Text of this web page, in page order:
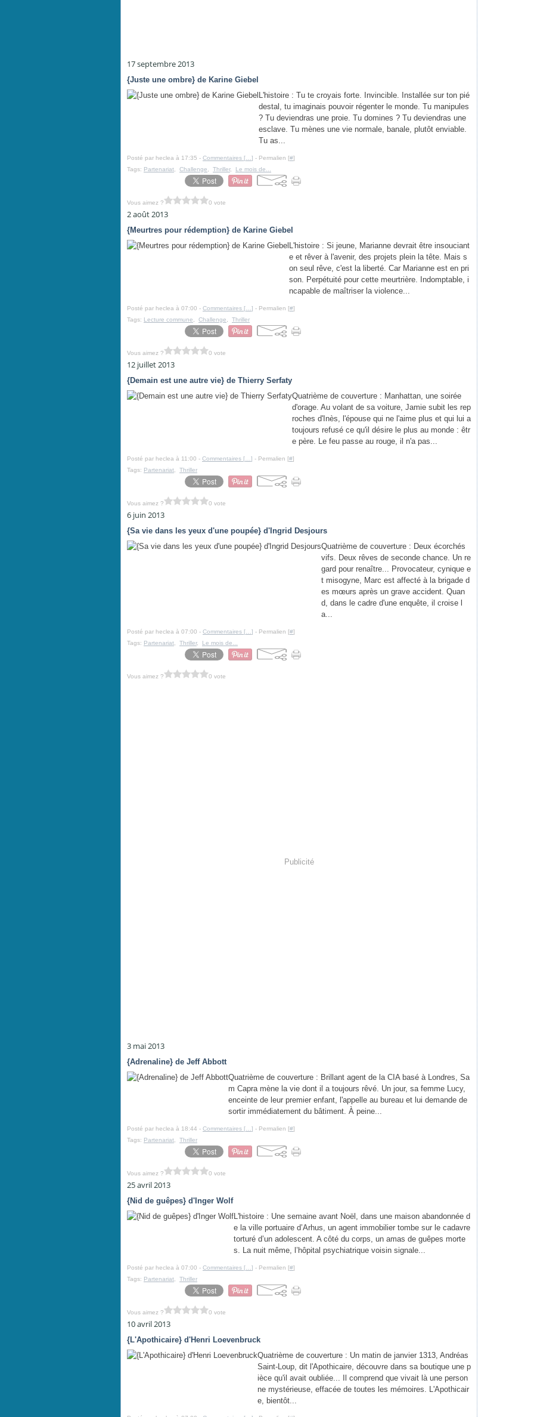
17 septembre 2013
{Juste une ombre} de Karine Giebel
L'histoire : Tu te croyais forte. Invincible. Installée sur ton pié
destal, tu imaginais pouvoir régenter le monde. Tu manipules
? Tu deviendras une proie. Tu domines ? Tu deviendras une
esclave. Tu mènes une vie normale, banale, plutôt enviable.
Tu as...
Posté par heclea à 17:35 - Commentaires [ ] - Permalien [#]
Tags: Partenariat Challenge Thriller, Le mois de...
Vous aimez ? 0 vote
2 août 2013
{Meurtres pour rédemption} de Karine Giebel
L'histoire : Si jeune, Marianne devrait être insouciant
e et rêver à l'avenir, des projets plein la tête. Mais s
on seul rêve, c'est la liberté. Car Marianne est en pri
son. Perpétuité pour cette meurtrière. Indomptable, i
ncapable de maîtriser la violence...
Posté par heclea à 07:00 - Commentaires [ ] - Permalien [#]
Tags: Lecture commune Challenge Thriller
Vous aimez ? 0 vote
12 juillet 2013
{Demain est une autre vie} de Thierry Serfaty
Quatrième de couverture : Manhattan, une soirée
d'orage. Au volant de sa voiture, Jamie subit les rep
roches d'Inès, l'épouse qui ne l'aime plus et qui lui a
toujours refusé ce qu'il désire le plus au monde : êtr
e père. Le feu passe au rouge, il n'a pas...
Posté par heclea à 11:00 - Commentaires [ ] - Permalien [#]
Tags: Partenariat Thriller
Vous aimez ? 0 vote
6 juin 2013
{Sa vie dans les yeux d'une poupée} d'Ingrid Desjours
Quatrième de couverture : Deux écorchés
vifs. Deux rêves de seconde chance. Un re
gard pour renaître... Provocateur, cynique e
t misogyne, Marc est affecté à la brigade d
es mœurs après un grave accident. Quan
d, dans le cadre d'une enquête, il croise l
a...
Posté par heclea à 07:00 - Commentaires [ ] - Permalien [#]
Tags: Partenariat Thriller, Le mois de...
Vous aimez ? 0 vote
Publicité
3 mai 2013
{Adrenaline} de Jeff Abbott
Quatrième de couverture : Brillant agent de la CIA basé à Londres, Sa
m Capra mène la vie dont il a toujours rêvé. Un jour, sa femme Lucy,
enceinte de leur premier enfant, l'appelle au bureau et lui demande de
sortir immédiatement du bâtiment. À peine...
Posté par heclea à 18:44 - Commentaires [ ] - Permalien [#]
Tags: Partenariat Thriller
Vous aimez ? 0 vote
25 avril 2013
{Nid de guêpes} d'Inger Wolf
L'histoire : Une semaine avant Noël, dans une maison abandonnée d
e la ville portuaire d’Arhus, un agent immobilier tombe sur le cadavre
torturé d’un adolescent. A côté du corps, un amas de guêpes morte
s. La nuit même, l’hôpital psychiatrique voisin signale...
Posté par heclea à 07:00 - Commentaires [ ] - Permalien [#]
Tags: Partenariat Thriller
Vous aimez ? 0 vote
10 avril 2013
{L'Apothicaire} d'Henri Loevenbruck
Quatrième de couverture : Un matin de janvier 1313, Andréas
Saint-Loup, dit l'Apothicaire, découvre dans sa boutique une p
ièce qu'il avait oubliée... Il comprend que vivait là une person
ne mystérieuse, effacée de toutes les mémoires. L'Apothicair
e, bientôt...